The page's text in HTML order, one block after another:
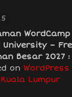
University –
Besar 2027
on
Lumpur